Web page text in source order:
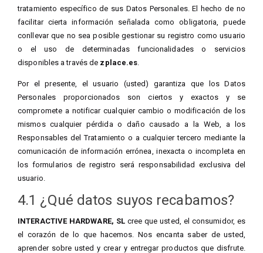
tratamiento específico de sus Datos Personales. El hecho de no
facilitar cierta información señalada como obligatoria, puede
conllevar que no sea posible gestionar su registro como usuario
o el uso de determinadas funcionalidades o servicios
disponibles a través de zplace.es
Por el presente, el usuario (usted) garantiza que los Datos
Personales proporcionados son ciertos y exactos y se
compromete a notificar cualquier cambio o modificación de los
mismos cualquier pérdida o daño causado a la Web, a los
Responsables del Tratamiento o a cualquier tercero mediante la
comunicación de información errónea, inexacta o incompleta en
los formularios de registro será responsabilidad exclusiva del
usuario.
4.1 ¿Qué datos suyos recabamos?
INTERACTIVE HARDWARE, SLcree que usted, el consumidor, es
el corazón de lo que hacemos. Nos encanta saber de usted,
aprender sobre usted y crear y entregar productos que disfrute.